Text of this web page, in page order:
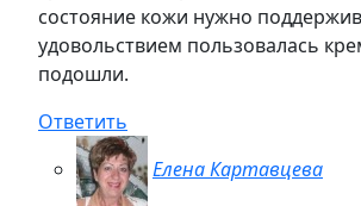
состояние кожи нужно
удовольствием пользовалась
подошли.
Ответить
Елена Картавцева